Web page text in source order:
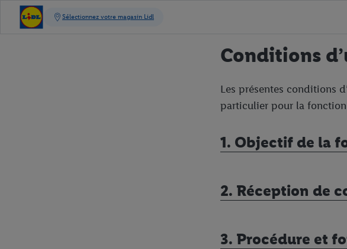
Conditions
Les présentes conditions
particulier pour la fonction
1. Objectif de la
2. Réception de
3. Procédure et